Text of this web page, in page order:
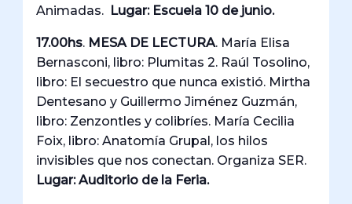
Animadas. Lugar: Escuela 10 de junio.
17.00hs. MESA DE LECTURA. María Elisa
Bernasconi, libro: Plumitas 2. Raúl Tosolino,
libro: El secuestro que nunca existió. Mirtha
Dentesano y Guillermo Jiménez Guzmán,
libro: Zenzontles y colibríes. María Cecilia
Foix, libro: Anatomía Grupal, los hilos
invisibles que nos conectan. Organiza SER.
Lugar: Auditorio de la Feria.